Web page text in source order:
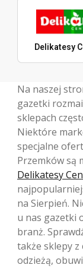
Delikatesy
Na naszej
gazetki
sklepach
Niektóre
specjalne
Przemków są
Delikatesy
na Sierpień.
u nas gazetki
branż.
także sklepy
odzieżą,